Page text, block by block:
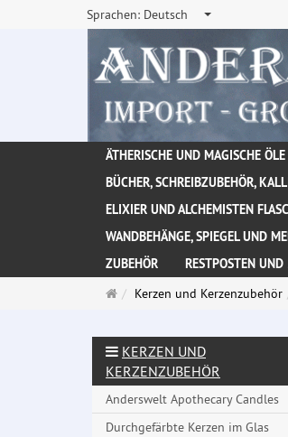
Sprachen: Deutsch
ÄTHERISCHE UND MAGISCHE ÖLE
BÜCHER, SCHREIBZUBEHÖR,
ELIXIER UND ALCHEMISTEN
WANDBEHÄNGE, SPIEGEL UND
ZUBEHÖR
RESTPOSTEN
Startseite
Kerzen und Kerzenzubehör
KERZEN UND
KERZENZUBEHÖR
Anderswelt Apothecary Candles
Durchgefärbte Kerzen im Glas